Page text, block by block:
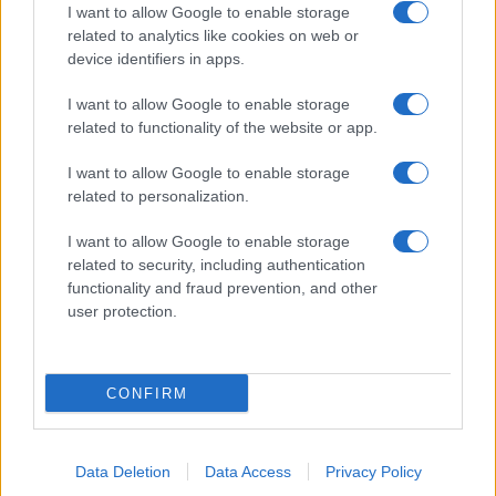
I want to allow Google to enable storage
related to analytics like cookies on web or
device identifiers in apps.
I want to allow Google to enable storage
related to functionality of the website or app.
I want to allow Google to enable storage
related to personalization.
I want to allow Google to enable storage
related to security, including authentication
functionality and fraud prevention, and other
user protection.
CONFIRM
Data Deletion Data Access Privacy Policy
FacebookInstagram Threads
© 2026 Ecocentrica.it di TESSA SRL - P. IVA 07010600968 - sede legale:
Via Paradisino 5, 57016 Rosignano Marittimo (LI). Tutti i diritti
riservati.Preferenze Privacy
viene aggiornato senza alcuna periodicità; non rientra pertanto tra
le pubblicazioni soggette agli obblighi previsti dalla legge n. 62 del 7
marzo 2001.